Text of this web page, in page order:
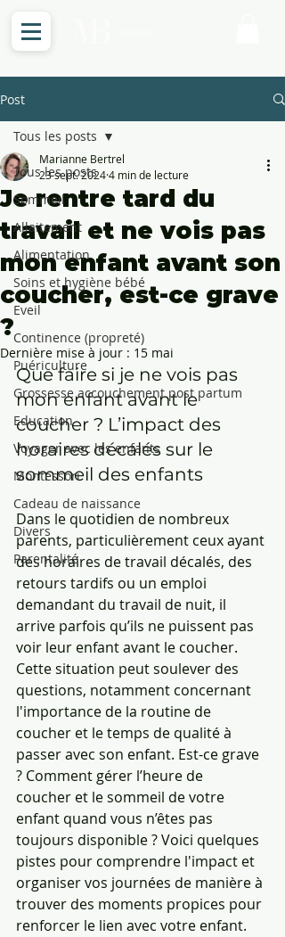
Post
Tous les posts
Sommeil
Allaitement
Alimentation
Soins et hygiène bébé
Eveil
Continence (propreté)
Puériculture
Grossesse accouchement post partum
Education
Voyager avec les enfants
Montessori
Cadeau de naissance
Divers
Parentalité
Tous les posts
Je rentre tard du
travail et ne vois pas
mon enfant avant son
coucher, est-ce grave
?
Marianne Bertrel
23 sept. 20244 min de lecture
Dernière mise à jour : 15 mai
Que faire si je ne vois pas
mon enfant avant le
coucher ? L’impact des
horaires décalés sur le
sommeil des enfants
Dans le quotidien de nombreux
parents, particulièrement ceux ayant
des horaires de travail décalés, des
retours tardifs ou un emploi
demandant du travail de nuit, il
arrive parfois qu’ils ne puissent pas
voir leur enfant avant le coucher.
Cette situation peut soulever des
questions, notamment concernant
l'importance de la routine de
coucher et le temps de qualité à
passer avec son enfant. Est-ce grave
? Comment gérer l’heure de
coucher et le sommeil de votre
enfant quand vous n’êtes pas
toujours disponible ? Voici quelques
pistes pour comprendre l'impact et
organiser vos journées de manière à
trouver des moments propices pour
renforcer le lien avec votre enfant.